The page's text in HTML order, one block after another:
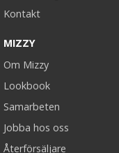
Kontakt
MIZZY
Om Mizzy
Lookbook
Samarbeten
Jobba hos oss
Återförsäljare